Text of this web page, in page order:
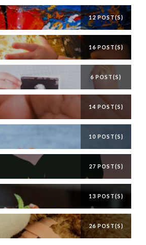
12 POST(S)
16 POST(S)
6 POST(S)
14 POST(S)
10 POST(S)
27 POST(S)
13 POST(S)
26 POST(S)